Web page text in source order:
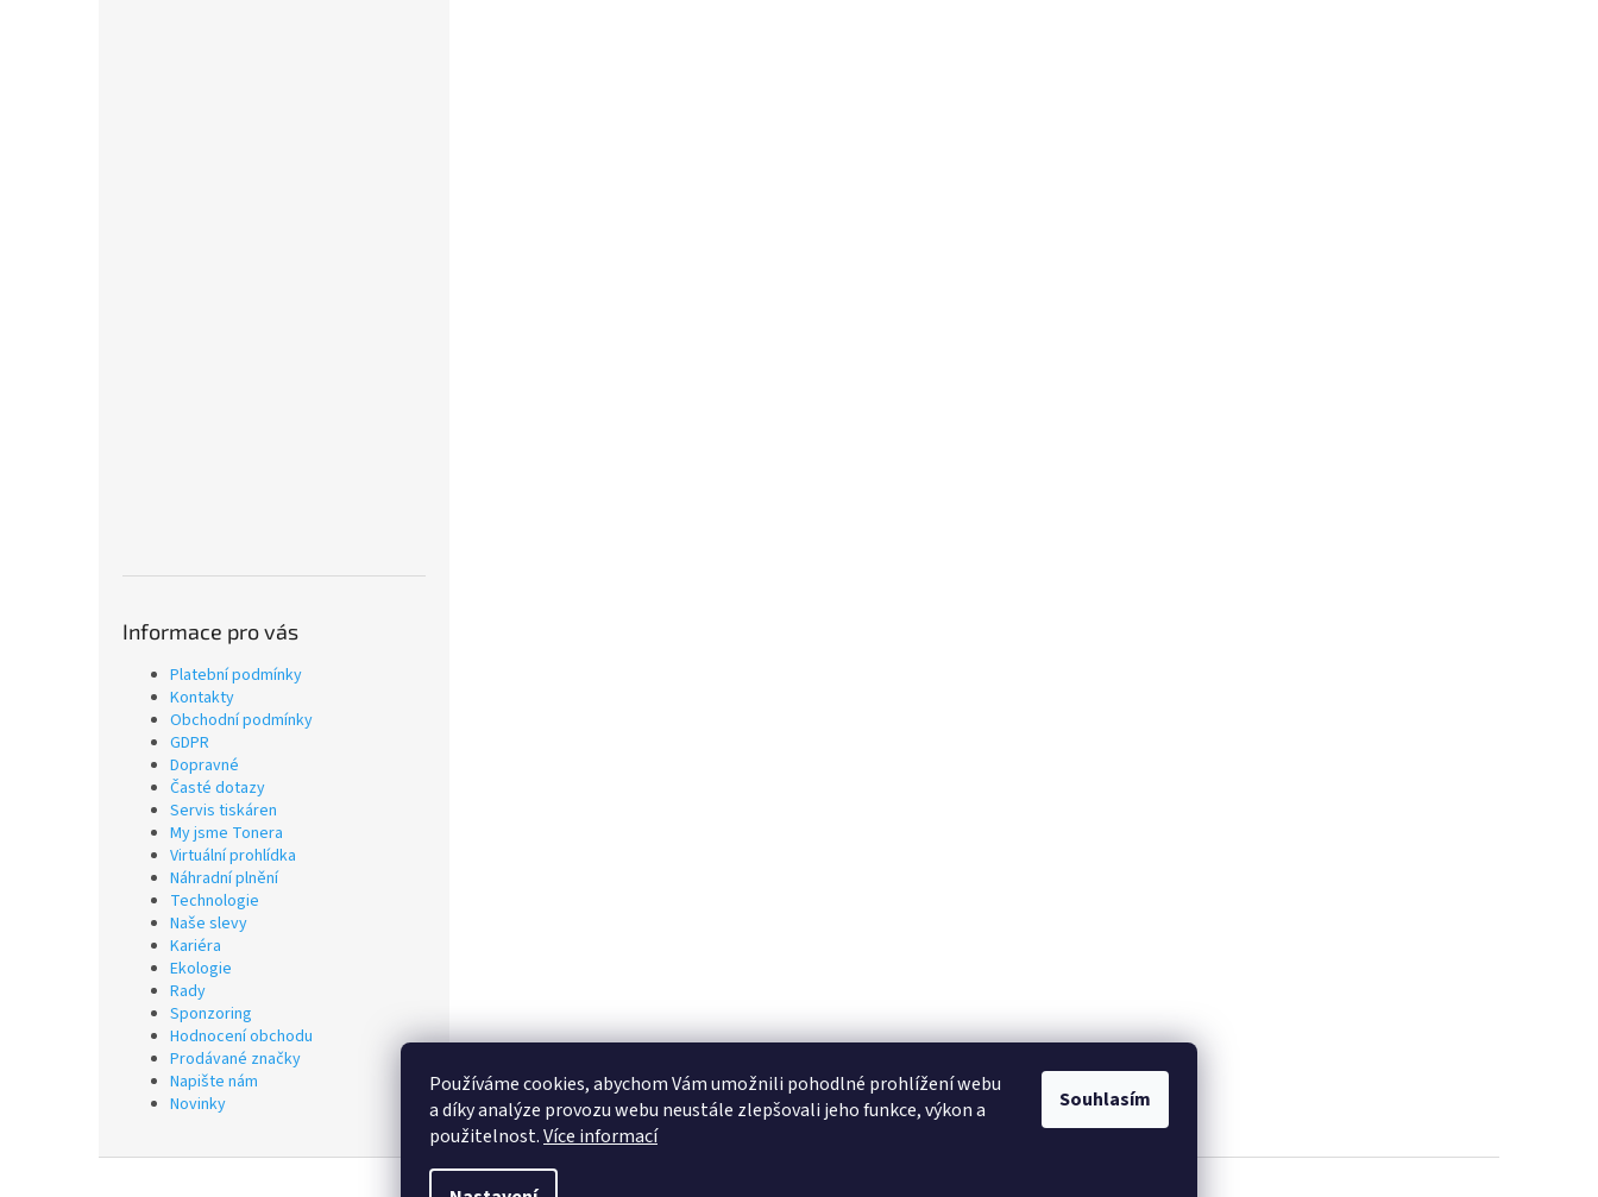
Používáme cookies, abychom Vám umožnili pohodlné prohlížení webu
a díky analýze provozu webu neustále zlepšovali jeho funkce, výkon a
použitelnost.Více informací
Souhlasím
Informace pro vás
Platební podmínky
Kontakty
Obchodní podmínky
GDPR
Dopravné
Časté dotazy
Servis tiskáren
My jsme Tonera
Virtuální prohlídka
Náhradní plnění
Technologie
Naše slevy
Kariéra
Ekologie
Rady
Sponzoring
Hodnocení obchodu
Prodávané značky
Napište nám
Novinky